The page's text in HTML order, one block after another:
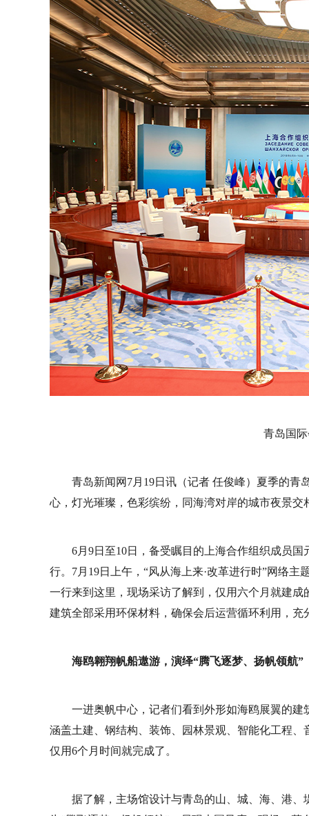
青岛国
青岛新闻网7月19日讯（记者 任俊峰）夏季的
心，灯光璀璨，色彩缤纷，同海湾对岸的城市夜景
6月9日至10日，备受瞩目的上海合作组织成员
行。7月19日上午，“风从海上来·改革进行时”网络
一行来到这里，现场采访了解到，仅用六个月就建
建筑全部采用环保材料，确保会后运营循环利用，
海鸥翱翔帆船遨游，演绎“腾飞逐梦、扬帆领航”
一进奥帆中心，记者们看到外形如海鸥展翼的
涵盖土建、钢结构、装饰、园林景观、智能化工程
仅用6个月时间就完成了。
据了解，主场馆设计与青岛的山、城、海、港